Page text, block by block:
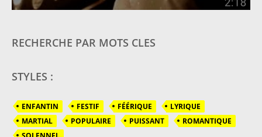
RECHERCHE PAR MOTS CLES
STYLES :
ENFANTIN FESTIF FÉÉRIQUE
LYRIQUE
MARTIAL
POPULAIRE PUISSANT
ROMANTIQUE